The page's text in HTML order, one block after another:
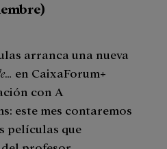
arranca una nueva
en CaixaForum+
con A
este mes contaremos
películas que